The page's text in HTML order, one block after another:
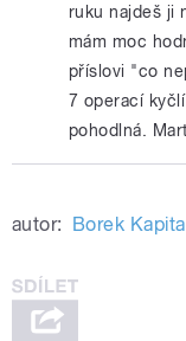
ruku najdeš ji
mám moc
příslovi "co
7 operací
pohodlná.
autor: Borek